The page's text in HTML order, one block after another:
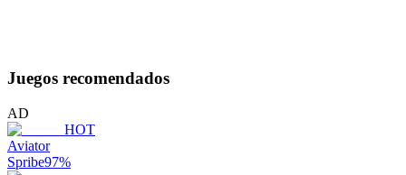
Juegos recomendados
AD
HOT
Aviator
Spribe97%